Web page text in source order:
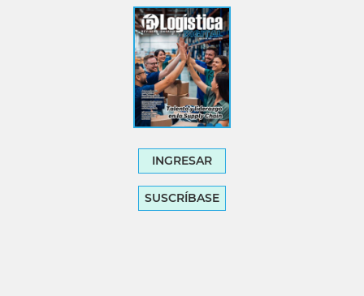
INGRESAR
SUSCRÍBASE